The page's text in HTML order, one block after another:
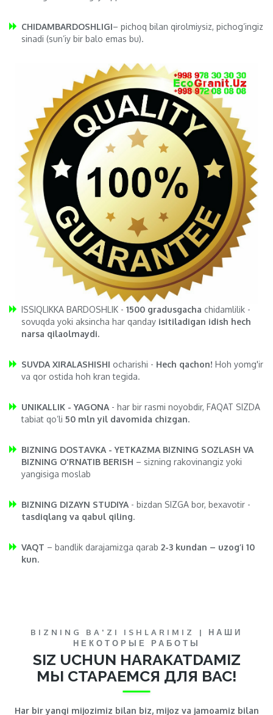
CHIDAMBARDOSHLIGI– pichoq bilan qirolmiysiz, pichog’ingiz
sinadi (sun’iy bir balo emas bu).
ISSIQLIKKA BARDOSHLIK - 1500 gradusgacha chidamlilik -
sovuqda yoki aksincha har qanday isitiladigan idish hech
narsa qilaolmaydi.
SUVDA XIRALASHISHI ocharishi - Hech qachon! Hoh yomg'ir
va qor ostida hoh kran tegida.
UNIKALLIK - YAGONA - har bir rasmi noyobdir, FAQAT SIZDA
tabiat qo’li 50 mln yil davomida chizgan.
BIZNING DOSTAVKA - YETKAZMA BIZNING SOZLASH VA
BIZNING O'RNATIB BERISH – sizning rakovinangiz yoki
yangisiga moslab
BIZNING DIZAYN STUDIYA - bizdan SIZGA bor, bexavotir -
tasdiqlang va qabul qiling.
VAQT – bandlik darajamizga qarab 2-3 kundan – uzog’i 10
kun.
BIZNING BA'ZI ISHLARIMIZ | НАШИ
НЕКОТОРЫЕ РАБОТЫ
SIZ UCHUN HARAKATDAMIZ
МЫ СТАРАЕМСЯ ДЛЯ ВАС!
Har bir yangi mijozimiz bilan biz, mijoz va jamoamiz bilan